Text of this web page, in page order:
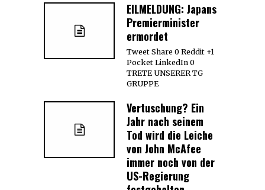
EILMELDUNG: Japans
Premierminister
ermordet
Tweet Share 0 Reddit +1
Pocket LinkedIn 0
TRETE UNSERER TG
GRUPPE
Vertuschung? Ein
Jahr nach seinem
Tod wird die Leiche
von John McAfee
immer noch von der
US-Regierung